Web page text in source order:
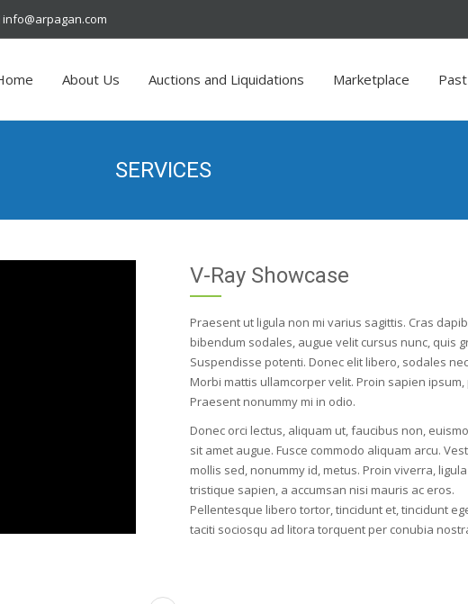
info@arpagan.com
About Us Auctions and Liquidations Marketplace
SERVICES
V-Ray Showcase
Praesent ut ligula non mi varius sagittis. Cras
bibendum sodales, augue velit cursus nunc, quis
Suspendisse potenti. Donec elit libero, sodales
Morbi mattis ullamcorper velit. Proin sapien
Praesent nonummy mi in odio.
Donec orci lectus, aliquam ut, faucibus non,
sit amet augue. Fusce commodo aliquam arcu.
mollis sed, nonummy id, metus. Proin viverra,
tristique sapien, a accumsan nisi mauris ac eros.
Pellentesque libero tortor, tincidunt et, tincidunt
taciti sociosqu ad litora torquent per conubia